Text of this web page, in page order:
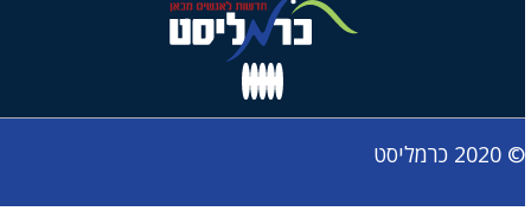
© 2020 כרמליסט